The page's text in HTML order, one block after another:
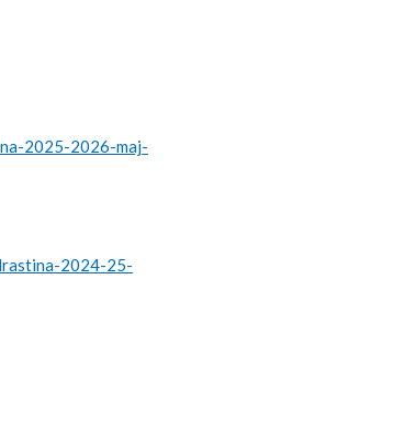
2025-2026-maj-
2024-25-